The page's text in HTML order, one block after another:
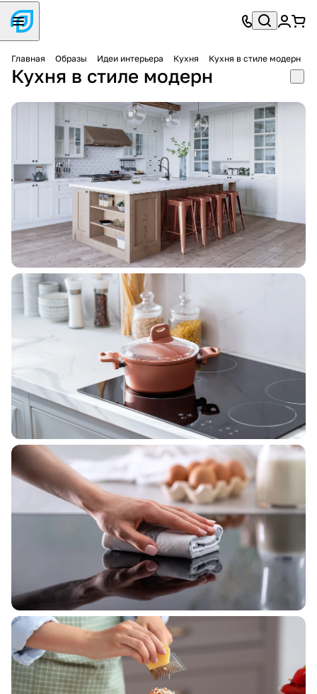
Главная Образы Идеи интерьера Кухня Кухня в стиле модерн
Кухня в стиле модерн